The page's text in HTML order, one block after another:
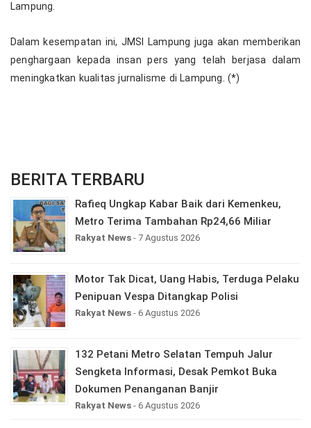
Lampung.
Dalam kesempatan ini, JMSI Lampung juga akan memberikan
penghargaan kepada insan pers yang telah berjasa dalam
meningkatkan kualitas jurnalisme di Lampung. (*)
BERITA TERBARU
Rafieq Ungkap Kabar Baik dari Kemenkeu,
Metro Terima Tambahan Rp24,66 Miliar
Rakyat News - 7 Agustus 2026
Motor Tak Dicat, Uang Habis, Terduga Pelaku
Penipuan Vespa Ditangkap Polisi
Rakyat News - 6 Agustus 2026
132 Petani Metro Selatan Tempuh Jalur
Sengketa Informasi, Desak Pemkot Buka
Dokumen Penanganan Banjir
Rakyat News - 6 Agustus 2026